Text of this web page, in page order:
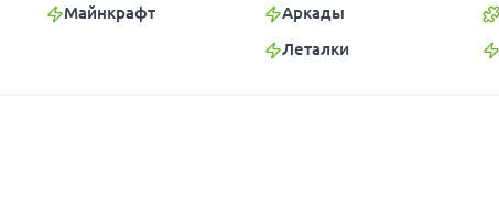
Майнкрафт
Аркады
Леталки